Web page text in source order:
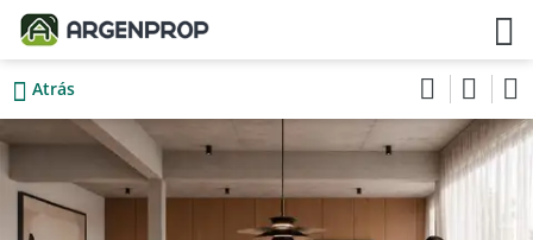
Atrás